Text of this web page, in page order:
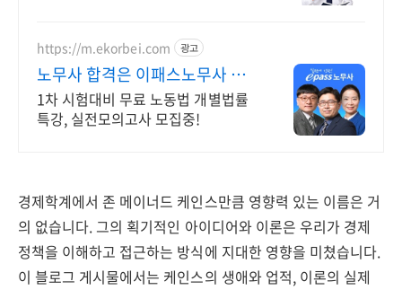
https://m.ekorbei.com 광고
노무사 합격은 이패스노무사 합
격도 역시 이패스!
1차 시험대비 무료 노동법 개별법률
특강, 실전모의고사 모집중!
경제학계에서 존 메이너드 케인스만큼 영향력 있는 이름은 거
의 없습니다. 그의 획기적인 아이디어와 이론은 우리가 경제
정책을 이해하고 접근하는 방식에 지대한 영향을 미쳤습니다.
이 블로그 게시물에서는 케인스의 생애와 업적, 이론의 실제